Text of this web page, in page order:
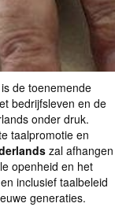
de toenemende
bedrijfsleven en de
onder druk.
taalpromotie en
zal afhangen
openheid en het
inclusief taalbeleid
generaties.